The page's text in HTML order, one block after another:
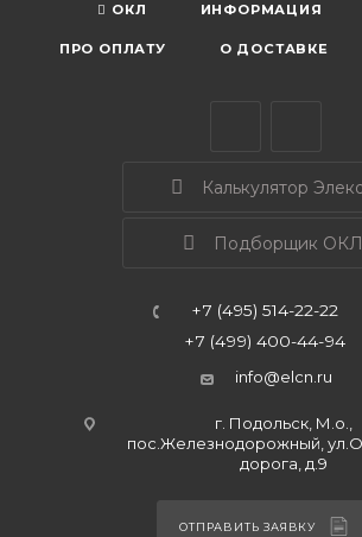
ОКЛ ИНФОРМАЦИЯ
ПРО ОПЛАТУ О ДОСТАВКЕ
Калькулятор
Подборщик ОКЛ
+7 (495) 514-22-22
+7 (499) 400-44-94
info@elcn.ru
г. Подольск, М.о.,
пос.Железнодорожный,
дорога, д.9
ОТПРАВИТЬ ЗАЯВКУ